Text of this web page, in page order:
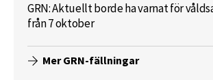
GRN: Aktuellt borde ha varnat för
från 7 oktober
Mer GRN-fällningar